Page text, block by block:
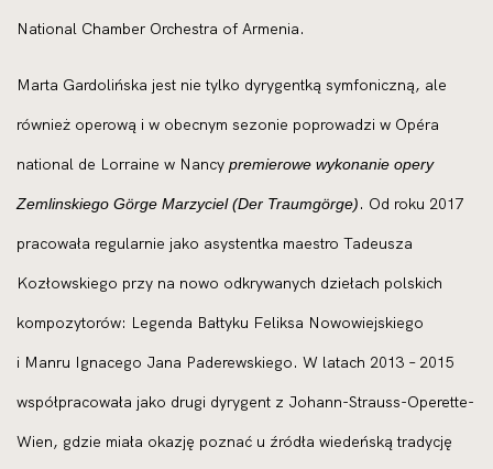
National Chamber Orchestra of Armenia.
Marta Gardolińska jest nie tylko dyrygentką symfoniczną, ale
również operową i w obecnym sezonie poprowadzi w Opéra
national de Lorraine w Nancy premierowe wykonanie opery
Zemlinskiego Görge Marzyciel (Der Traumgörge). Od roku 2017
pracowała regularnie jako asystentka maestro Tadeusza
Kozłowskiego przy na nowo odkrywanych dziełach polskich
kompozytorów: Legenda Bałtyku Feliksa Nowowiejskiego
i Manru Ignacego Jana Paderewskiego. W latach 2013 – 2015
współpracowała jako drugi dyrygent z Johann-Strauss-Operette-
Wien, gdzie miała okazję poznać u źródła wiedeńską tradycję